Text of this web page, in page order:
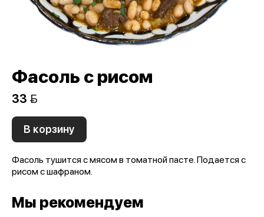
Фасоль с рисом
33 
В корзину
Фасоль тушится с мясом в томатной пасте. Подается с
рисом с шафраном.
Мы рекомендуем